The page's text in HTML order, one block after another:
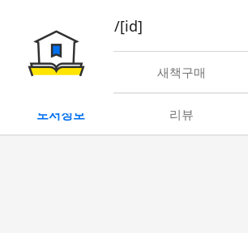
book/rent/[id]
대여 새책구매
도서정보 리뷰